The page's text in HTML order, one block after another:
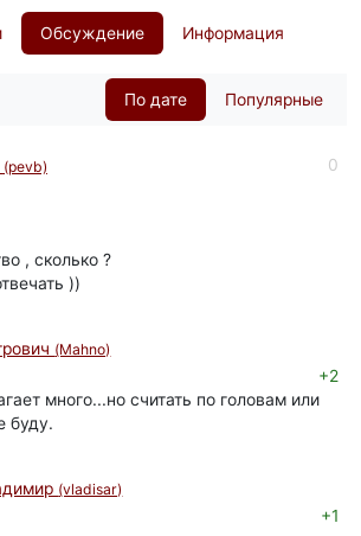
Обсуждение Информация
По дате Популярные
(pevb) 0
, сколько ?
))
(Mahno)
+2
много...но считать по головам или
буду.
(vladisar)
+1